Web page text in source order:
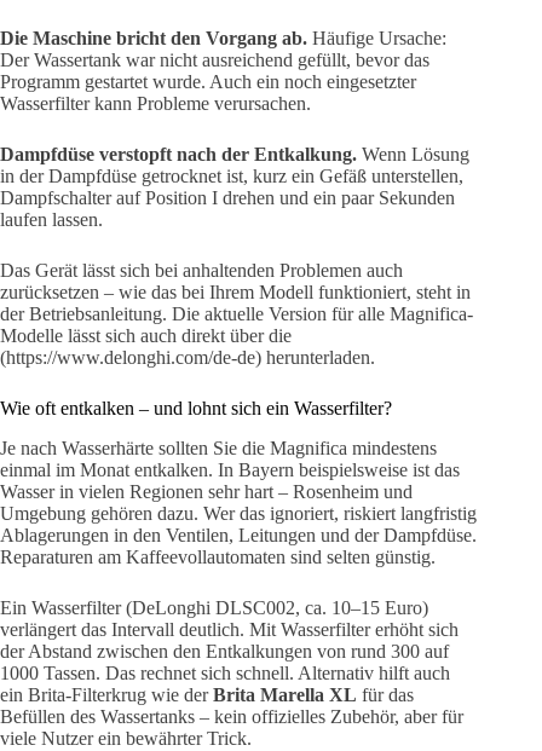
Die Maschine bricht den Vorgang ab. Häufige Ursache:
Der Wassertank war nicht ausreichend gefüllt, bevor das
Programm gestartet wurde. Auch ein noch eingesetzter
Wasserfilter kann Probleme verursachen.
Dampfdüse verstopft nach der Entkalkung. Wenn Lösung
in der Dampfdüse getrocknet ist, kurz ein Gefäß unterstellen,
Dampfschalter auf Position I drehen und ein paar Sekunden
laufen lassen.
Das Gerät lässt sich bei anhaltenden Problemen auch
zurücksetzen – wie das bei Ihrem Modell funktioniert, steht in
der Betriebsanleitung. Die aktuelle Version für alle Magnifica-
Modelle lässt sich auch direkt über die
(https://www.delonghi.com/de-de) herunterladen.
Wie oft entkalken – und lohnt sich ein Wasserfilter?
Je nach Wasserhärte sollten Sie die Magnifica mindestens
einmal im Monat entkalken. In Bayern beispielsweise ist das
Wasser in vielen Regionen sehr hart – Rosenheim und
Umgebung gehören dazu. Wer das ignoriert, riskiert langfristig
Ablagerungen in den Ventilen, Leitungen und der Dampfdüse.
Reparaturen am Kaffeevollautomaten sind selten günstig.
Ein Wasserfilter (DeLonghi DLSC002, ca. 10–15 Euro)
verlängert das Intervall deutlich. Mit Wasserfilter erhöht sich
der Abstand zwischen den Entkalkungen von rund 300 auf
1000 Tassen. Das rechnet sich schnell. Alternativ hilft auch
ein Brita-Filterkrug wie derBrita Marella XL für das
Befüllen des Wassertanks – kein offizielles Zubehör, aber für
viele Nutzer ein bewährter Trick.